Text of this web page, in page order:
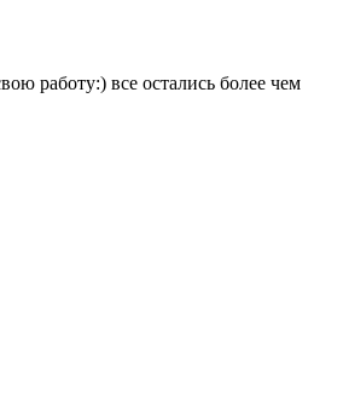
работу:) все остались более чем